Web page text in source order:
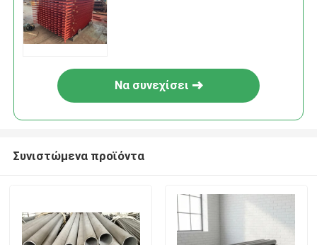
Να συνεχίσει
Συνιστώμενα προϊόντα